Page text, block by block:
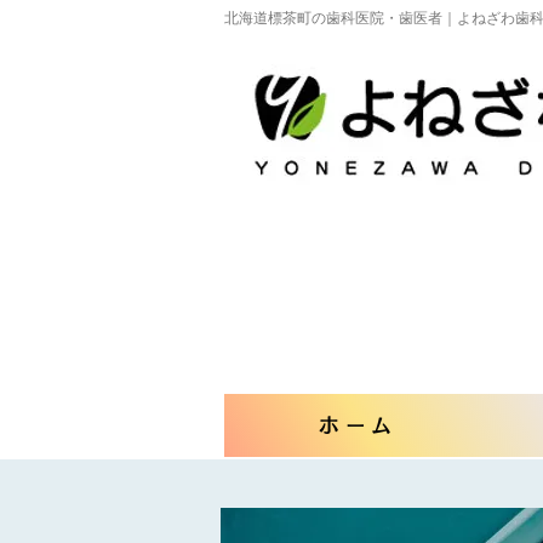
北海道標茶町の歯科医院・歯医者｜よねざわ歯
ホーム